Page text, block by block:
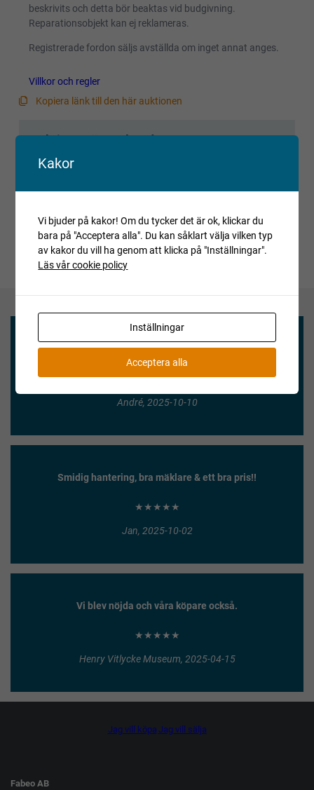
beskrivits och detta bör beaktas vid budgivning.
Reparationsobjekt kan ej reklameras.
Registrerade fordon säljs avställda om inget annat anges.
Villkor och regler
Kopiera länk till den här auktionen
Auktionen är avslutad
Är du intresserad av objektet men deltog inte i
budgivningen, var vänlig kontakta ansvarig mäklare för
Enkel försäljning och säker betalning!
★★★★★
André, 2025-10-10
Smidig hantering, bra mäklare & ett bra pris!!
★★★★★
Jan, 2025-10-02
Vi blev nöjda och våra köpare också.
★★★★★
Henry Vitlycke Museum, 2025-04-15
Jag vill köpa Jag vill sälja
Fabeo AB
Kakor
Vi bjuder på kakor! Om du tycker det är ok, klickar du
bara på "Acceptera alla". Du kan såklart välja vilken typ
av kakor du vill ha genom att klicka på "Inställningar".
Läs vår cookie policy
Inställningar
Acceptera alla